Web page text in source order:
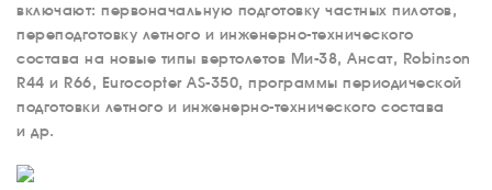
включают: первоначальную подготовку частных пилотов,
переподготовку летного и инженерно-технического
состава на новые типы вертолетов Ми-38, Ансат, Robinson
R44 и R66, Eurocopter AS-350, программы периодической
подготовки летного и инженерно-технического состава
и др.